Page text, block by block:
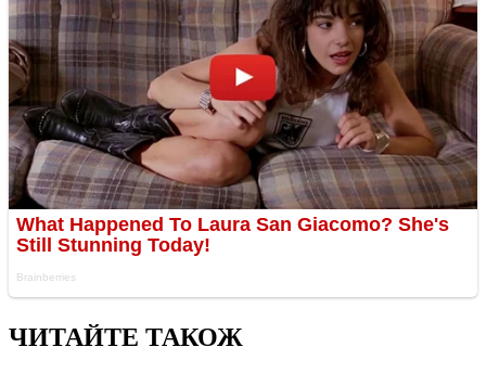
ЧИТАЙТЕ ТАКОЖ